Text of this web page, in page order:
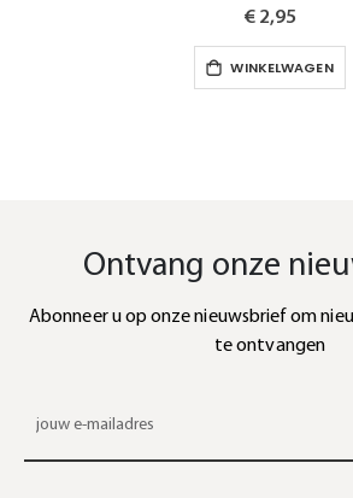
€ 2,95
WINKELWAGEN
Ontvang onze
Abonneer u op onze nieuwsbrief om
te ontvangen